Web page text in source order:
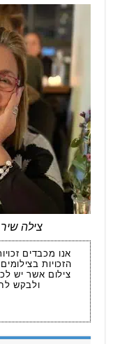
צילה
אנו מכבדים
הזכויות
צילום אשר יש
ולבקש